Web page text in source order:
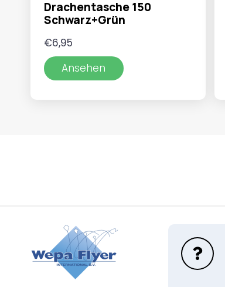
Drachentasche 150
Schwarz+Grün
€6,95
Ansehen